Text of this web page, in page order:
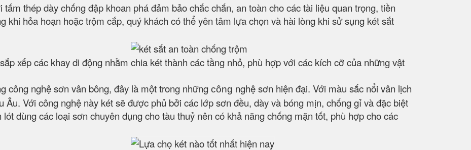
thép dày chống đập khoan phá đảm bảo chắc chắn, an toàn cho các tài liệu quan trọng, tiền
khi hỏa hoạn hoặc trộm cắp, quý khách có thể yên tâm lựa chọn và hài lòng khi sử sụng két sắt
xếp các khay di động nhằm chia két thành các tầng nhỏ, phù hợp với các kích cỡ của những vật
công nghệ sơn vân bông, đây là một trong những công nghệ sơn hiện đại. Với màu sắc nổi vân lịch
Âu. Với công nghệ này két sẽ được phủ bởi các lớp sơn đều, dày và bóng mịn, chống gỉ và đặc biệt
dùng các loại sơn chuyên dụng cho tàu thuỷ nên có khả năng chống mặn tốt, phù hợp cho các